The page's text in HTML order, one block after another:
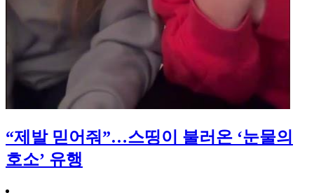
“제발 믿어줘”…스띵이 불러온 ‘눈물의
호소’ 유행